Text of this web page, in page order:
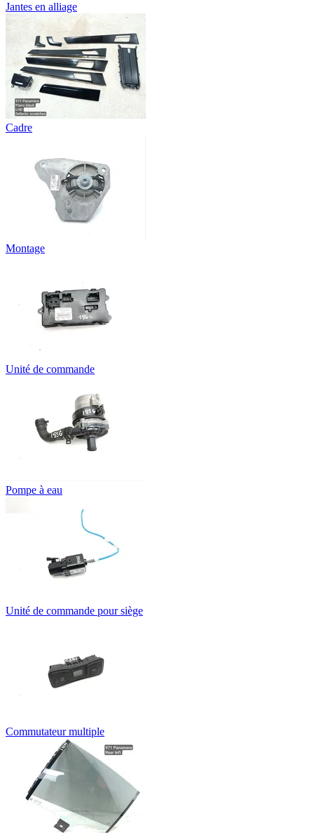
Jantes en alliage
Cadre
Montage
Unité de commande
Pompe à eau
Unité de commande pour siège
Commutateur multiple